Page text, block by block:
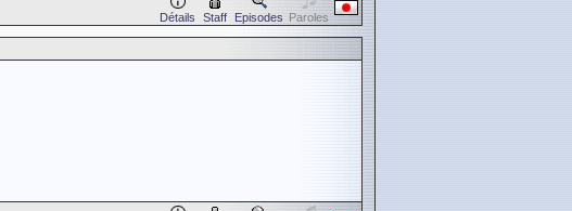
Détails Staff Episodes Paroles